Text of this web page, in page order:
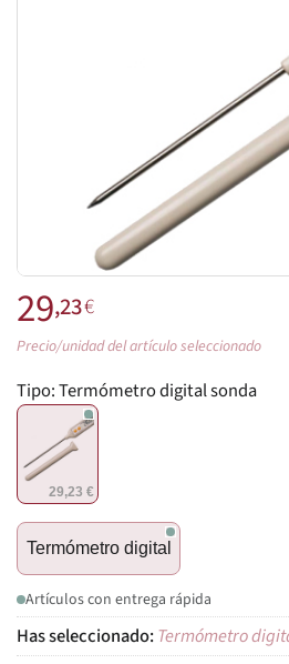
29,23€
Precio/unidad del artículo seleccionado
Tipo:Termómetro digital sonda
29,23 €
Termómetro digital
Artículos con entrega rápida
Termómetro